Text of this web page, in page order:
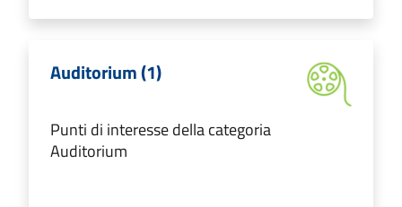
Auditorium (1)
Punti di interesse della categoria
Auditorium